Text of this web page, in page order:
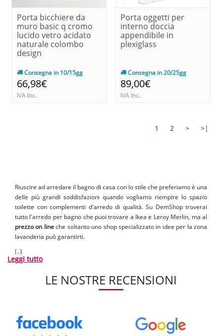
Porta bicchiere da
muro basic q cromo
lucido vetro acidato
naturale colombo
design
Consegna in 10/15gg
66,98€
IVA Inc.
Porta oggetti per
interno doccia
appendibile in
plexiglass
Consegna in 20/25gg
89,00€
IVA Inc.
1 2 > >|
Riuscire ad arredare il bagno di casa con lo stile che preferiamo è una
delle più grandi soddisfazioni quando vogliamo riempire lo spazio
toilette con complementi d'arredo di qualità. Su DemShop troverai
tutto l'arredo per bagno che puoi trovare a Ikea e Leroy Merlin, ma al
prezzo on lineche soltanto uno shop specializzato in idee per la zona
lavanderia può garantirti.
[..]
Il vantaggio di acquistare arredamento economico online ti
permetterà, anche se non ti trovi in una grande città come Roma o
recapitare all'indirizzo di casa in sole 48 ore.
Leggi tutto
LE NOSTRE RECENSIONI